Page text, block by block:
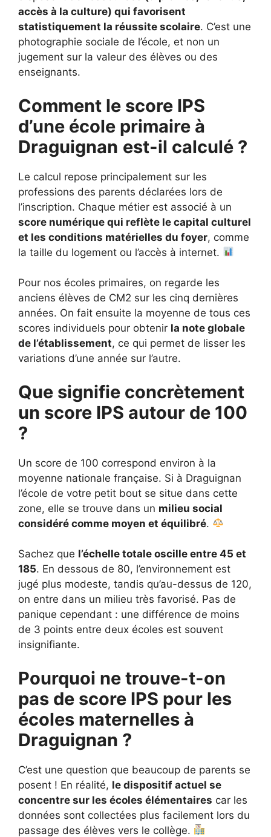
accès à la culture) qui favorisent
statistiquement la réussite scolaire. C’est une
photographie sociale de l’école, et non un
jugement sur la valeur des élèves ou des
enseignants.
Comment le score IPS
d’une école primaire à
Draguignan est-il calculé ?
Le calcul repose principalement sur les
professions des parents déclarées lors de
l’inscription. Chaque métier est associé à un
score numérique qui reflète le capital culturel
et les conditions matérielles du foyer, comme
la taille du logement ou l’accès à internet.
Pour nos écoles primaires, on regarde les
anciens élèves de CM2 sur les cinq dernières
années. On fait ensuite la moyenne de tous ces
scores individuels pour obtenir la note globale
de l’établissement, ce qui permet de lisser les
variations d’une année sur l’autre.
Que signifie concrètement
un score IPS autour de 100
?
Un score de 100 correspond environ à la
moyenne nationale française. Si à Draguignan
l’école de votre petit bout se situe dans cette
zone, elle se trouve dans un milieu social
considéré comme moyen et équilibré.
Sachez que l’échelle totale oscille entre 45 et
185. En dessous de 80, l’environnement est
jugé plus modeste, tandis qu’au-dessus de 120,
on entre dans un milieu très favorisé. Pas de
panique cependant : une différence de moins
de 3 points entre deux écoles est souvent
insignifiante.
Pourquoi ne trouve-t-on
pas de score IPS pour les
écoles maternelles à
Draguignan ?
C’est une question que beaucoup de parents se
posent ! En réalité, le dispositif actuel se
concentre sur les écoles élémentaires car les
données sont collectées plus facilement lors du
passage des élèves vers le collège.